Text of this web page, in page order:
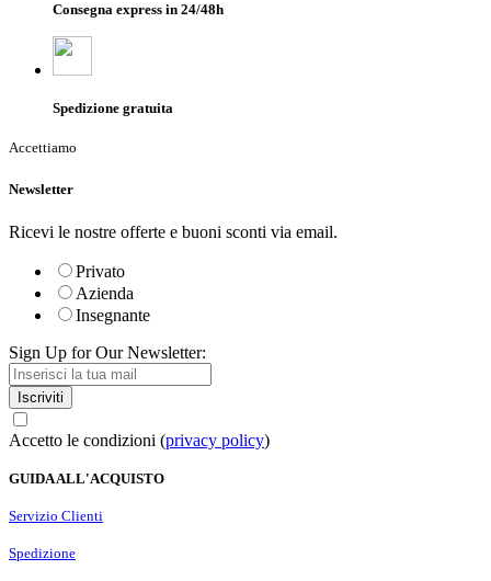
Consegna express in 24/48h
Spedizione gratuita
Accettiamo
Newsletter
Ricevi le nostre offerte e buoni sconti via email.
Privato
Azienda
Insegnante
Sign Up for Our Newsletter:
Iscriviti
Accetto le condizioni (privacy policy)
GUIDA ALL'ACQUISTO
Servizio Clienti
Spedizione